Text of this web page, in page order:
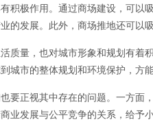
积极作用。通过商场建设，可
的发展。此外，商场推地还可以
质量，也对城市形象和规划有
城市的整体规划和环境保护，方
要正视其中存在的问题。一方
业发展与公平竞争的关系，给